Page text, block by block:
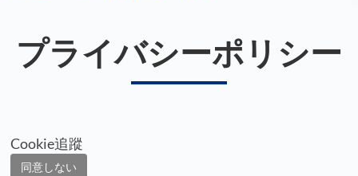
プライバシーポリシー
Cookie追蹤
同意しない